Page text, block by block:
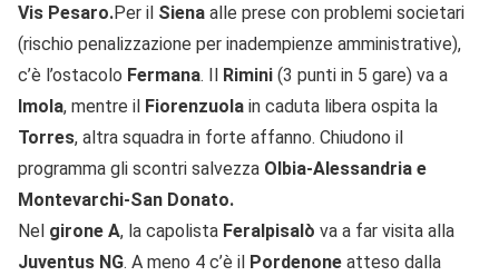
Vis Pesaro.Per il Siena alle prese con problemi societari
(rischio penalizzazione per inadempienze amministrative),
c’è l’ostacolo Fermana. Il Rimini (3 punti in 5 gare) va a
Imola, mentre il Fiorenzuola in caduta libera ospita la
Torres, altra squadra in forte affanno. Chiudono il
programma gli scontri salvezza Olbia-Alessandria e
Montevarchi-San Donato.
Nel girone A, la capolista Feralpisalò va a far visita alla
Juventus NG. A meno 4 c’è il Pordenone atteso dalla